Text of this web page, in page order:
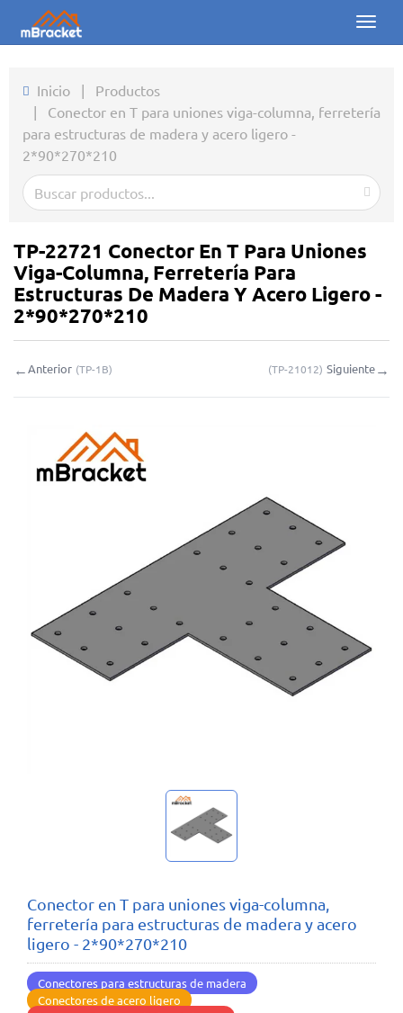
Toggle
Productos
Noticias
Fotos
Sobre nosotros
Contacto
Consulta en línea
🌐 Language▼
Inicio | Productos
| Conector en T para uniones viga-columna, ferretería
para estructuras de madera y acero ligero -
2*90*270*210
TP-22721 Conector En T Para Uniones
Viga-Columna, Ferretería Para
Estructuras De Madera Y Acero Ligero -
2*90*270*210
←Anterior (TP-1B) (TP-21012) Siguiente→
Conector en T para uniones viga-columna,
ferretería para estructuras de madera y acero
ligero - 2*90*270*210
Conectores para estructuras de madera
Conectores de acero ligero